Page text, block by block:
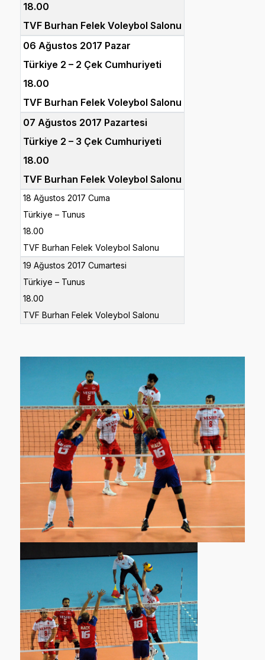
18.00
TVF Burhan Felek Voleybol Salonu
06 Ağustos 2017 Pazar
Türkiye 2 – 2 Çek Cumhuriyeti
18.00
TVF Burhan Felek Voleybol Salonu
07 Ağustos 2017 Pazartesi
Türkiye 2 – 3 Çek Cumhuriyeti
18.00
TVF Burhan Felek Voleybol Salonu
18 Ağustos 2017 Cuma
Türkiye – Tunus
18.00
TVF Burhan Felek Voleybol Salonu
19 Ağustos 2017 Cumartesi
Türkiye – Tunus
18.00
TVF Burhan Felek Voleybol Salonu